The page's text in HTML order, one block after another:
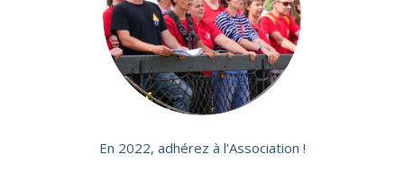
En 2022, adhérez à l'Association !